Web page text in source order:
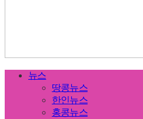
뉴스
땅콩뉴스
한인뉴스
홍콩뉴스